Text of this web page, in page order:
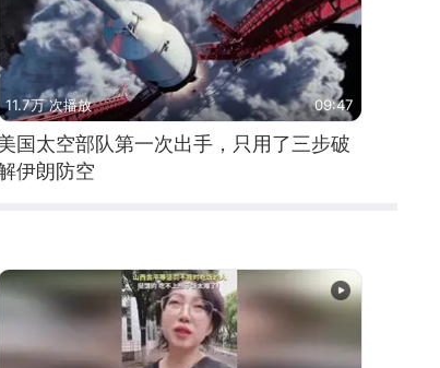
11.7万 次播放 09:47
国太空部队第一次出手，只用了三步破
伊朗防空